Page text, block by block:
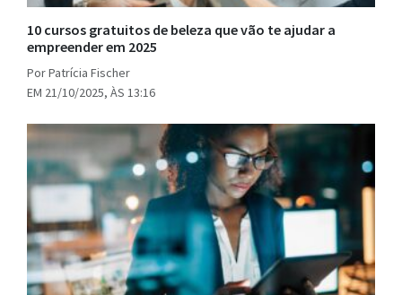
10 cursos gratuitos de beleza que vão te ajudar a
empreender em 2025
Por Patrícia Fischer
EM 21/10/2025, ÀS 13:16